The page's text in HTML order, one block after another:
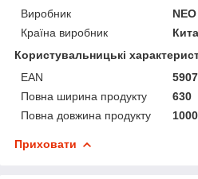
Виробник
Країна виробник
Користувальницькі
EAN
Повна ширина продукту
630
Повна довжина продукту
1000
Приховати